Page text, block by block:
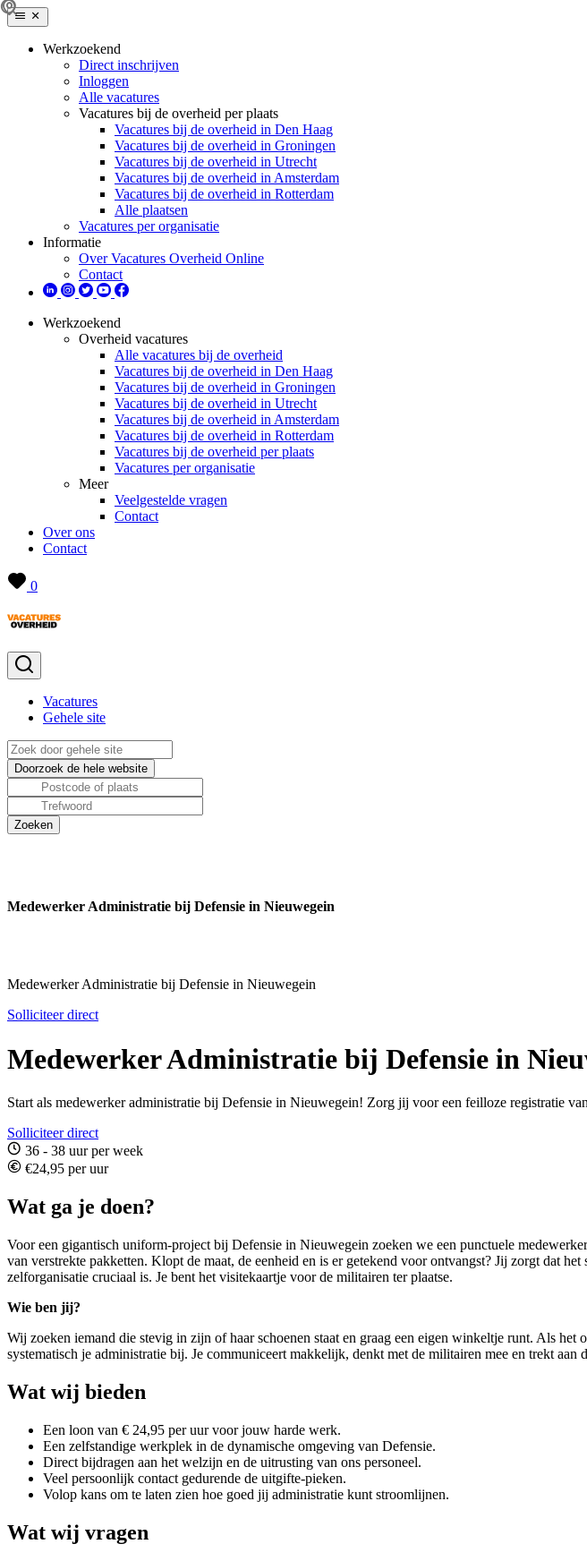
Werkzoekend
Direct inschrijven
Inloggen
Alle vacatures
Vacatures bij de overheid per plaats
Vacatures bij de overheid in Den Haag
Vacatures bij de overheid in Groningen
Vacatures bij de overheid in Utrecht
Vacatures bij de overheid in Amsterdam
Vacatures bij de overheid in Rotterdam
Alle plaatsen
Vacatures per organisatie
Informatie
Over Vacatures Overheid Online
Contact
Werkzoekend
Overheid vacatures
Alle vacatures bij de overheid
Vacatures bij de overheid in Den Haag
Vacatures bij de overheid in Groningen
Vacatures bij de overheid in Utrecht
Vacatures bij de overheid in Amsterdam
Vacatures bij de overheid in Rotterdam
Vacatures bij de overheid per plaats
Vacatures per organisatie
Meer
Veelgestelde vragen
Contact
Over ons
Contact
0
Vacatures
Gehele site
Medewerker Administratie bij Defensie in Nieuwegein
Medewerker Administratie bij Defensie in Nieuwegein
Solliciteer direct
Medewerker Administratie bij Defensie in
Start als medewerker administratie bij Defensie in Nieuwegein! Zorg jij voor een feilloze registratie
Solliciteer direct
36 - 38 uur per week
€24,95 per uur
Wat ga je doen?
Voor een gigantisch uniform-project bij Defensie in Nieuwegein zoeken we een punctuele
van verstrekte pakketten. Klopt de maat, de eenheid en is er getekend voor ontvangst? Jij zorgt dat
zelforganisatie cruciaal is. Je bent het visitekaartje voor de militairen ter plaatse.
Wie ben jij?
Wij zoeken iemand die stevig in zijn of haar schoenen staat en graag een eigen winkeltje runt. Als
systematisch je administratie bij. Je communiceert makkelijk, denkt met de militairen mee en trekt aan
Wat wij bieden
Een loon van € 24,95 per uur voor jouw harde werk.
Een zelfstandige werkplek in de dynamische omgeving van Defensie.
Direct bijdragen aan het welzijn en de uitrusting van ons personeel.
Veel persoonlijk contact gedurende de uitgifte-pieken.
Volop kans om te laten zien hoe goed jij administratie kunt stroomlijnen.
Wat wij vragen